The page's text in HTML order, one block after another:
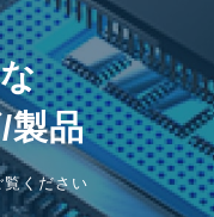
製品
ください